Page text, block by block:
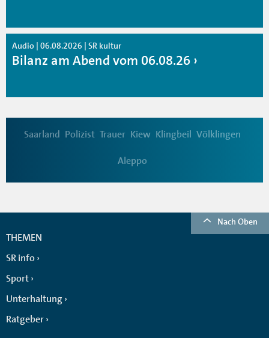
Audio | 06.08.2026 | SR kultur
Bilanz am Abend vom 06.08.26
Saarland Polizist Trauer Kiew Klingbeil Völklingen
Aleppo
Nach Oben
THEMEN
SR info
Sport
Unterhaltung
Ratgeber